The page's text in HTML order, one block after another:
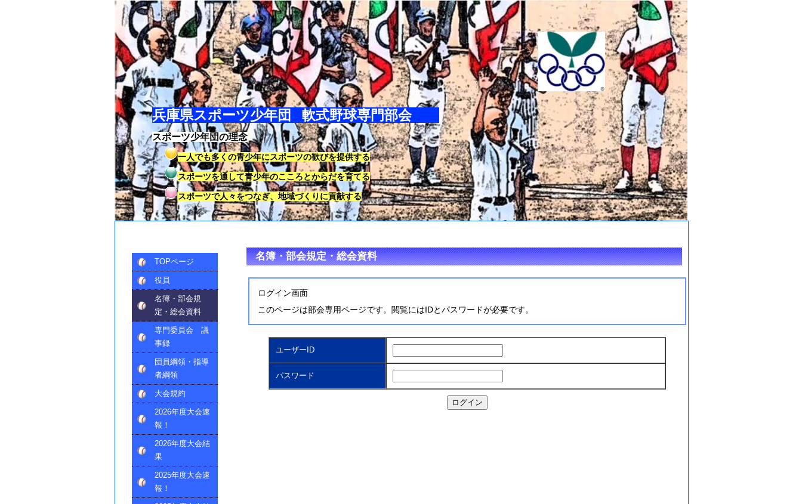
兵庫県スポーツ少年団 軟式野球専門部会
スポーツ少年団の理念
一人でも多くの青少年にスポーツの歓びを提供する
スポーツを通して青少年のこころとからだを育てる
スポーツで人々をつなぎ、地域づくりに貢献する
名簿・部会規定・総会資料
ログイン画面
このページは部会専用ページです。閲覧にはIDとパスワードが必要です。
ユーザーID
パスワード
TOPページ
役員
名簿・部会規
定・総会資料
専門委員会 議
事録
団員綱領・指導
者綱領
大会規約
2026年度大会速
報！
2026年度大会結
果
2025年度大会速
報！